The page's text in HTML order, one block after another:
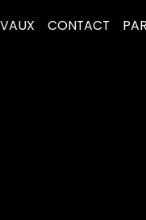
CONTACT